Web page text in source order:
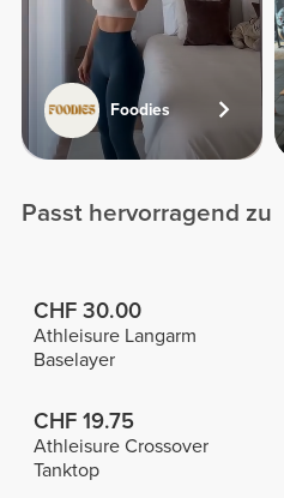
Foodies
Passt hervorragend zu
CHF 30.00
Athleisure Langarm
Baselayer
CHF 19.75
Athleisure Crossover
Tanktop